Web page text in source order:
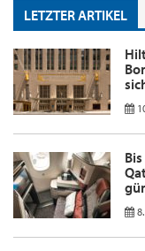
LETZTER ARTIKEL